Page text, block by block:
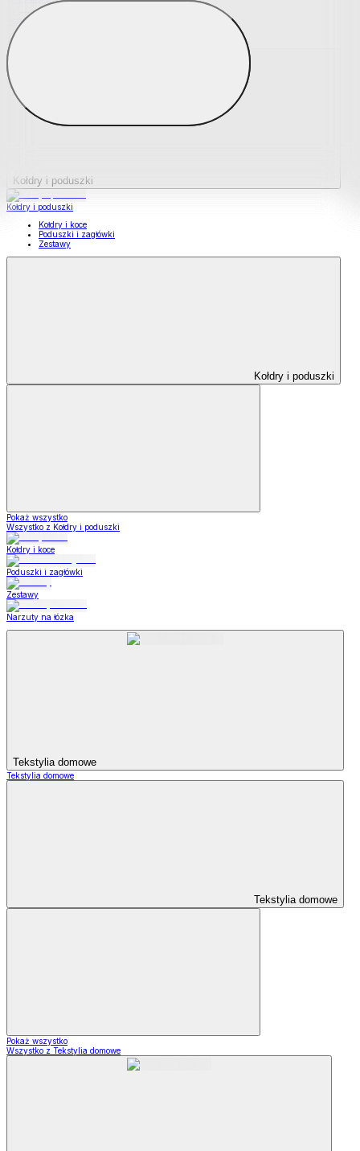
Podkładki na materace
Materace nawierzchniowe
Kołdry i poduszki
Kołdry i poduszki
Kołdry i koce
Poduszki i zagłówki
Zestawy
Kołdry i poduszki
Pokaż wszystko
Wszystko z Kołdry i poduszki
Kołdry i koce
Poduszki i zagłówki
Zestawy
Narzuty na łózka
Tekstylia domowe
Tekstylia domowe
Tekstylia domowe
Pokaż wszystko
Wszystko z Tekstylia domowe